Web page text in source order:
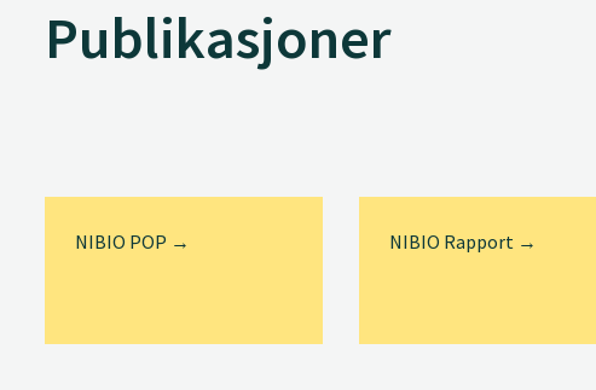
Publikasjoner
NIBIO POP → NIBIO Rapport →